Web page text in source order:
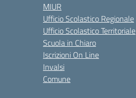
MIUR
Ufficio Scolastico Regionale
Ufficio Scolastico Territoriale
Scuola in Chiaro
Iscrizioni On Line
Invalsi
Comune